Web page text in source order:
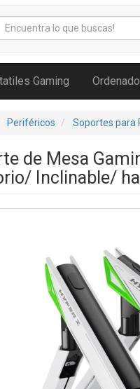
Gaming
Periféricos Soportes para
de Mesa
Inclinable/